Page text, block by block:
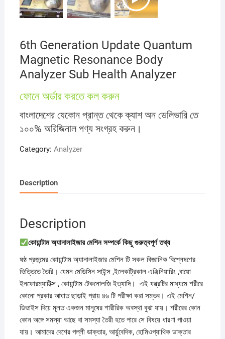
6th Generation Update Quantum
Magnetic Resonance Body
Analyzer Sub Health Analyzer
ফোনে অর্ডার করতে কল করুন
বাংলাদেশের যেকোন প্রান্ত থেকে ক্যাশ অন ডেলিভারি তে
১০০% অরিজিনাল পণ্য সংগ্রহ করুন।
Category: Analyzer
Description
Description
কোয়ান্টাম অ্যানালাইজার মেশিন সম্পর্কে কিছু গুরুত্বপূর্ণ তথ্য
ষষ্ঠ প্রজন্মের কোয়ান্টাম অ্যানালাইজার মেশিন টি সকল বিজ্ঞানিক বিশ্লেষণের
ভিত্তিতে তৈরি। যেমন মেডিসিন সাইন্স ,ইলেকট্রিকাল এঞ্জিনিয়ারিং ,বায়ো
ইনফোরম্যাটিক্স , কোয়ান্টাম টেকনোলজি ইত্যাদি। এই যন্ত্রটির মাধ্যমে শরীরে
কোনো প্রকার আঘাত ছাড়াই প্রায় ৪৬ টি পরীক্ষা করা সম্ভব। এই মেশিন/
ডিভাইস দিয়ে মূলত একজন মানুষের শারীরিক অবস্থা বুঝা যায়। শরীরের কোন
কোন অঙ্গে সমস্যা আছে বা সমস্যা তৈরী হতে পারে সে বিষয়ে ধারণা পাওয়া
যায়। আমাদের দেশের পল্লী ডাক্তার, আর্য়ুবেদিক, হোমিওপ্যাথিক ডাক্তার